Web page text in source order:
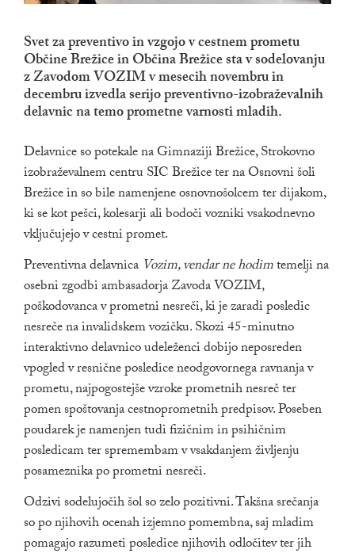
Svet za preventivo in vzgojo v cestnem prometu
Občine Brežice in Občina Brežice sta v sodelovanju
z Zavodom VOZIM v mesecih novembru in
decembru izvedla serijo preventivno-izobraževalnih
delavnic na temo prometne varnosti mladih.
Delavnice so potekale na Gimnaziji Brežice, Strokovno
izobraževalnem centru SIC Brežice ter na Osnovni šoli
Brežice in so bile namenjene osnovnošolcem ter dijakom,
ki se kot pešci, kolesarji ali bodoči vozniki vsakodnevno
vključujejo v cestni promet.
Preventivna delavnica Vozim, vendar ne hodimtemelji na
osebni zgodbi ambasadorja Zavoda VOZIM,
poškodovanca v prometni nesreči, ki je zaradi posledic
nesreče na invalidskem vozičku. Skozi 45-minutno
interaktivno delavnico udeleženci dobijo neposreden
vpogled v resnične posledice neodgovornega ravnanja v
prometu, najpogostejše vzroke prometnih nesreč ter
pomen spoštovanja cestnoprometnih predpisov. Poseben
poudarek je namenjen tudi fizičnim in psihičnim
posledicam ter spremembam v vsakdanjem življenju
posameznika po prometni nesreči.
Odzivi sodelujočih šol so zelo pozitivni. Takšna srečanja
so po njihovih ocenah izjemno pomembna, saj mladim
pomagajo razumeti posledice njihovih odločitev ter jih